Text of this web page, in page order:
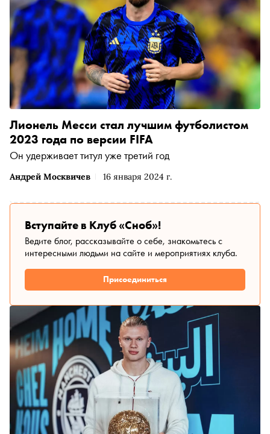
Андрей Москвичев 16 января 2024 г.
Лионель Месси стал лучшим футболистом
2023 года по версии FIFA
Он удерживает титул уже третий год
Вступайте в Клуб «Сноб»!
Ведите блог, рассказывайте о себе, знакомьтесь с
интересными людьми на сайте и мероприятиях клуба.
Присоединиться